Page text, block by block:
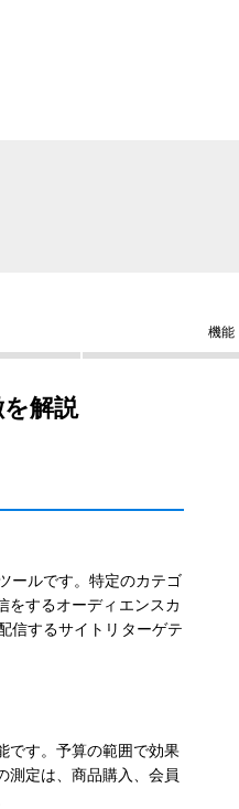
機能
解説
ールです。特定のカテゴ
をするオーディエンスカ
信するサイトリターゲテ
す。 予算の範囲で効果
測定は、商品購入、会員